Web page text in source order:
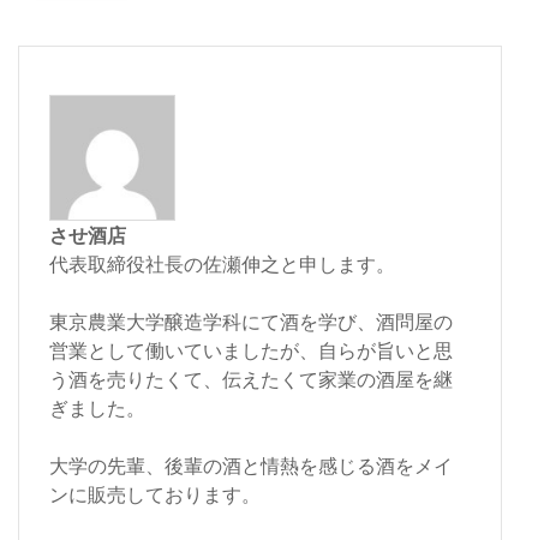
させ酒店
代表取締役社長の佐瀬伸之と申します。
東京農業大学醸造学科にて酒を学び、酒問屋の
営業として働いていましたが、自らが旨いと思
う酒を売りたくて、伝えたくて家業の酒屋を継
ぎました。
大学の先輩、後輩の酒と情熱を感じる酒をメイ
ンに販売しております。